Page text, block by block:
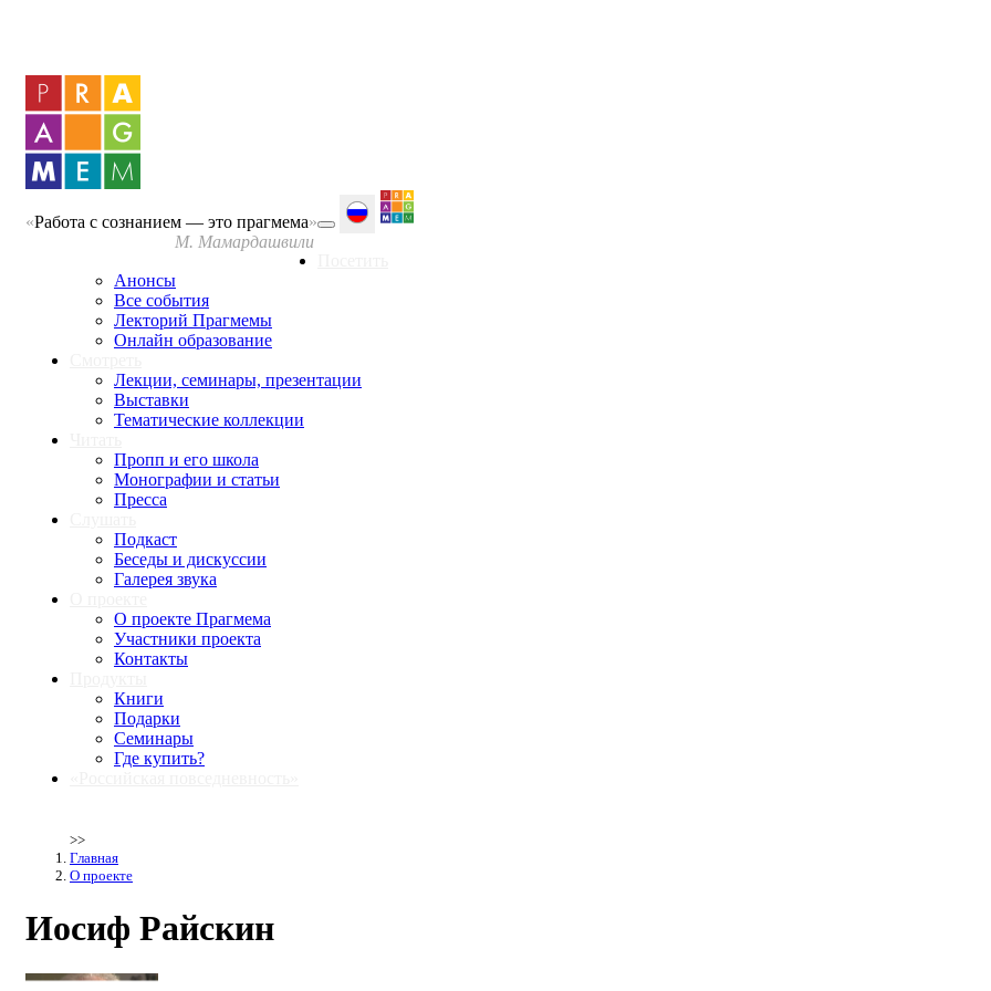
«Работа с сознанием — это прагмема»
М. Мамардашвили
Анонсы
Все события
Лекторий Прагмемы
Онлайн образование
Лекции, семинары, презентации
Выставки
Тематические коллекции
Пропп и его школа
Монографии и статьи
Пресса
Подкаст
Беседы и дискуссии
Галерея звука
О проекте Прагмема
Участники проекта
Контакты
Книги
Подарки
Семинары
Где купить?
>>
Главная
О проекте
Иосиф Райскин